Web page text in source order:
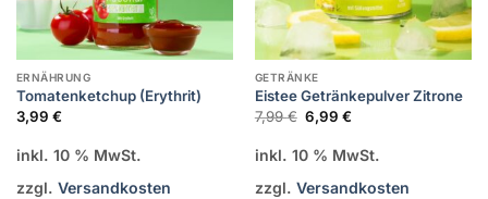
ERNÄHRUNG
Tomatenketchup (Erythrit)
3,99 €
inkl. 10 % MwSt.
zzgl. Versandkosten
GETRÄNKE
Eistee Getränkepulver Zitrone
7,99€ Ursprünglicher
Preis
7,99 €
6,99 €Aktueller
6,99 €.
inkl. 10 % MwSt.
zzgl. Versandkosten